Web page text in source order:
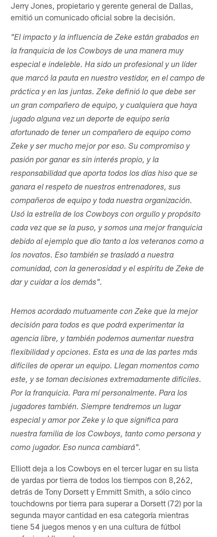
Jerry Jones, propietario y gerente general de Dallas,
emitió un comunicado oficial sobre la decisión.
"El impacto y la influencia de Zeke están grabados en
la franquicia de los Cowboys de una manera muy
especial e indeleble. Ha sido un profesional y un líder
que marcó la pauta en nuestro vestidor, en el campo de
práctica y en las juntas. Zeke definió lo que debe ser
un gran compañero de equipo, y cualquiera que haya
jugado alguna vez un deporte de equipo sería
afortunado de tener un compañero de equipo como
Zeke y ser mucho mejor por eso. Su compromiso y
pasión por ganar es sin interés propio, y la
responsabilidad que aporta todos los días hiso que se
ganara el respeto de nuestros entrenadores, sus
compañeros de equipo y toda nuestra organización.
Usó la estrella de los Cowboys con orgullo y propósito
cada vez que se la puso, y somos una mejor franquicia
debido al ejemplo que dio tanto a los veteranos como a
los novatos. Eso también se trasladó a nuestra
comunidad, con la generosidad y el espíritu de Zeke de
dar y cuidar a los demás".
Hemos acordado mutuamente con Zeke que la mejor
decisión para todos es que podrá experimentar la
agencia libre, y también podemos aumentar nuestra
flexibilidad y opciones. Esta es una de las partes más
difíciles de operar un equipo. Llegan momentos como
este, y se toman decisiones extremadamente difíciles.
Por la franquicia. Para mí personalmente. Para los
jugadores también. Siempre tendremos un lugar
especial y amor por Zeke y lo que significa para
nuestra familia de los Cowboys, tanto como persona y
como jugador. Eso nunca cambiará".
Elliott deja a los Cowboys en el tercer lugar en su lista
de yardas por tierra de todos los tiempos con 8,262,
detrás de Tony Dorsett y Emmitt Smith, a sólo cinco
touchdowns por tierra para superar a Dorsett (72) por la
segunda mayor cantidad en esa categoría mientras
tiene 54 juegos menos y en una cultura de fútbol